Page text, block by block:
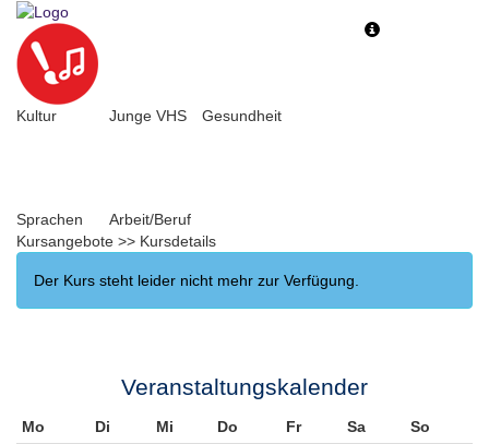
Toggle
Kultur Junge VHS Gesundheit
Sprachen
Arbeit/Beruf
Kursangebote >> Kursdetails
Der Kurs steht leider nicht mehr zur Verfügung.
Veranstaltungskalender
Mo Di Mi Do Fr Sa
So